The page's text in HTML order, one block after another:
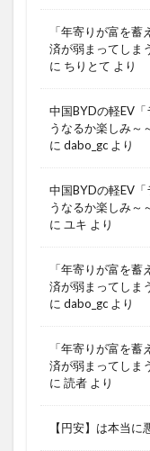
「年寄りが富を
済が弱まってしま
に ちりとて より
中国BYDの軽EV
うなるか楽しみ～
に dabo_gc より
中国BYDの軽EV
うなるか楽しみ～
に ユキ より
「年寄りが富を
済が弱まってしま
に dabo_gc より
「年寄りが富を
済が弱まってしま
に 読者 より
【円安】は本当に